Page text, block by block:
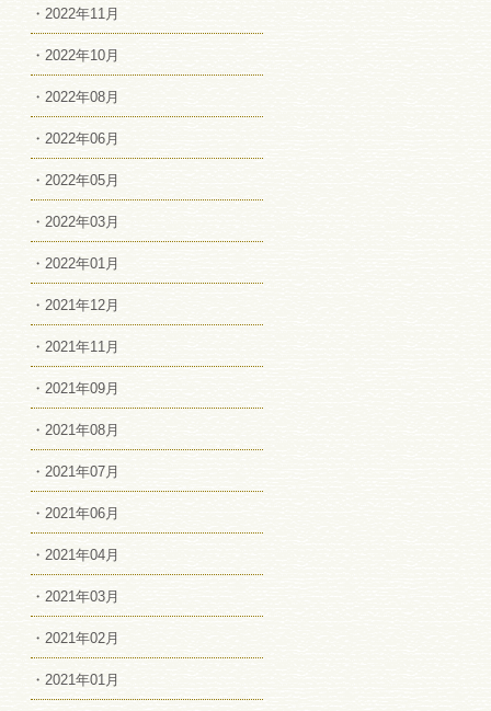
・2022年11月
・2022年10月
・2022年08月
・2022年06月
・2022年05月
・2022年03月
・2022年01月
・2021年12月
・2021年11月
・2021年09月
・2021年08月
・2021年07月
・2021年06月
・2021年04月
・2021年03月
・2021年02月
・2021年01月